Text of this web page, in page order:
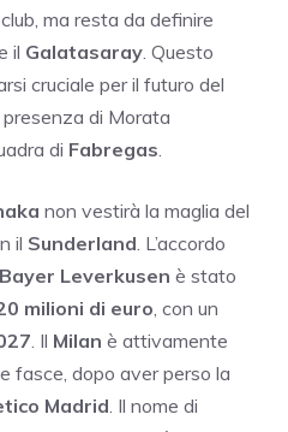
ma resta da definire
il Galatasaray . Questo
cruciale per il futuro del
presenza di Morata
di Fabregas
non vestirà la maglia del
il Sunderland . L’accordo
Bayer Leverkusen è stato
milioni di euro , con un
. Il Milan è attivamente
fasce, dopo aver perso la
Madrid . Il nome di